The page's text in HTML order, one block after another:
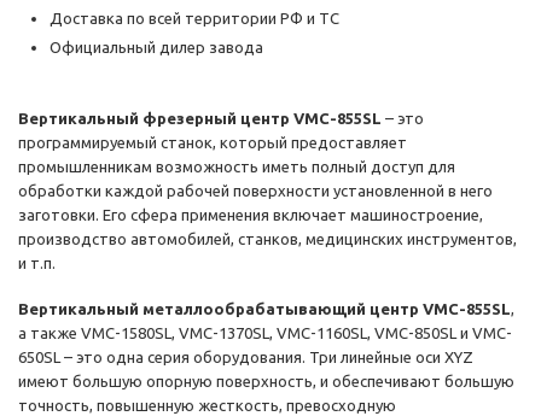
Доставка по всей территории РФ и ТС
Официальный дилер завода
Вертикальный фрезерный центр VMC-855SL – это
программируемый станок, который предоставляет
промышленникам возможность иметь полный доступ для
обработки каждой рабочей поверхности установленной в него
заготовки. Его сфера применения включает машиностроение,
производство автомобилей, станков, медицинских инструментов,
и т.п.
Вертикальный металлообрабатывающий центр VMC-855SL,
а также VMC-1580SL, VMC-1370SL, VMC-1160SL, VMC-850SL и VMC-
650SL – это одна серия оборудования. Три линейные оси XYZ
имеют большую опорную поверхность, и обеспечивают большую
точность, повышенную жесткость, превосходную